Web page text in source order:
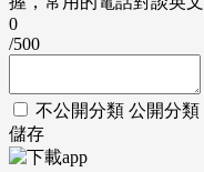
0
/500
不公開分類 公開分類
儲存